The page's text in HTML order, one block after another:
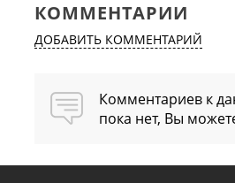
КОММЕНТАРИИ
ДОБАВИТЬ КОММЕНТАРИЙ
Комментариев к
пока нет, Вы